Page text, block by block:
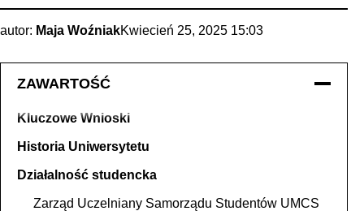
autor: Maja WoźniakKwiecień 25, 2025 15:03
ZAWARTOŚĆ
Kluczowe Wnioski
Historia Uniwersytetu
Działalność studencka
Zarząd Uczelniany Samorządu Studentów UMCS